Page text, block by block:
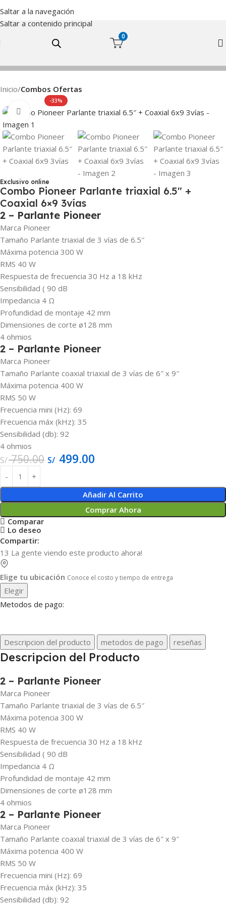
Saltar a la navegación
Saltar a contenido principal
0
Inicio Combos Ofertas
-33%
Haga Click para agrandar
Exclusivo online
Combo Pioneer Parlante triaxial 6.5″ +
Coaxial 6×9 3vías
2 – Parlante Pioneer
Marca Pioneer
Tamaño Parlante triaxial de 3 vías de 6.5″
Máxima potencia 300 W
RMS 40 W
Respuesta de frecuencia 30 Hz a 18 kHz
Sensibilidad ( 90 dB
Impedancia 4 Ω
Profundidad de montaje 42 mm
Dimensiones de corte ø128 mm
4 ohmios
2 – Parlante Pioneer
Marca Pioneer
Tamaño Parlante coaxial triaxial de 3 vías de 6″ x 9″
Máxima potencia 400 W
RMS 50 W
Frecuencia mini (Hz): 69
Frecuencia máx (kHz): 35
Sensibilidad (db): 92
4 ohmios
S/750.00 S/ 499.00
Añadir Al Carrito
Comprar Ahora
Comparar
Lo deseo
Compartir:
13 La gente viendo este producto ahora!
Elige tu ubicación Conoce el costo y tiempo de entrega
Elegir
Metodos de pago:
Descripcion del producto metodos de pago reseñas
Descripcion del Producto
2 – Parlante Pioneer
Marca Pioneer
Tamaño Parlante triaxial de 3 vías de 6.5″
Máxima potencia 300 W
RMS 40 W
Respuesta de frecuencia 30 Hz a 18 kHz
Sensibilidad ( 90 dB
Impedancia 4 Ω
Profundidad de montaje 42 mm
Dimensiones de corte ø128 mm
4 ohmios
2 – Parlante Pioneer
Marca Pioneer
Tamaño Parlante coaxial triaxial de 3 vías de 6″ x 9″
Máxima potencia 400 W
RMS 50 W
Frecuencia mini (Hz): 69
Frecuencia máx (kHz): 35
Sensibilidad (db): 92